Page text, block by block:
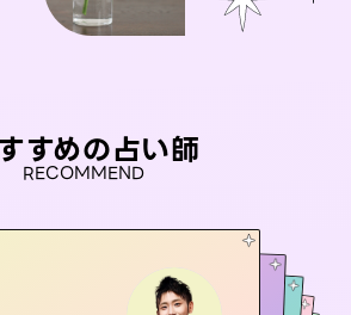
すめの占い師
RECOMMEND